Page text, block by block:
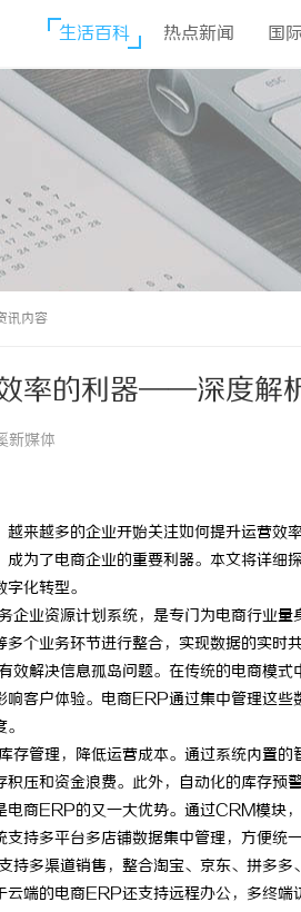
生活百科 热点新闻 国
讯内容
率的利器——深度解
媒体
越来越多的企业开始关注如何提升运营
成为了电商企业的重要利器。本文将详
化转型。
企业资源计划系统，是专门为电商行业
多个业务环节进行整合，实现数据的实
效解决信息孤岛问题。在传统的电商模
响客户体验。电商ERP通过集中管理这
存管理，降低运营成本。通过系统内置
积压和资金浪费。此外，自动化的库存
电商ERP的又一大优势。通过CRM模块
支持多平台多店铺数据集中管理，方便统
持多渠道销售，整合淘宝、京东、拼多
云端的电商ERP还支持远程办公，多终